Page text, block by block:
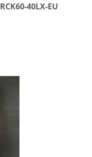
RCK60-40LX-EU